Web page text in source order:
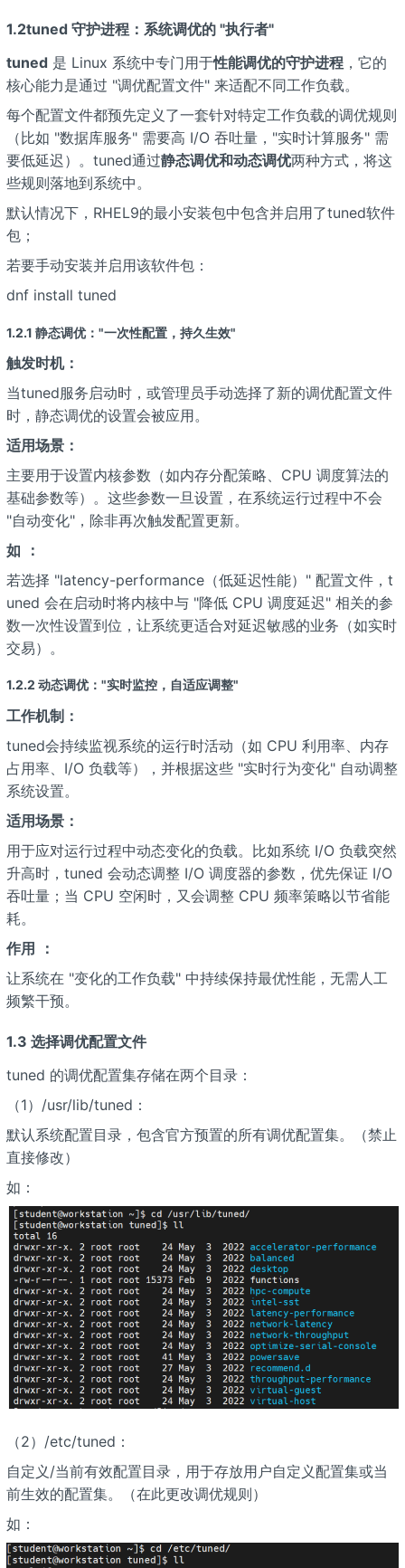
1.2tuned 守护进程：系统调优的 "执行者"
tuned是 Linux 系统中专门用于性能调优的守护进程，它的
核心能力是通过 "调优配置文件" 来适配不同工作负载。
每个配置文件都预先定义了一套针对特定工作负载的调优规则
（比如 "数据库服务" 需要高 I/O 吞吐量，"实时计算服务" 需
要低延迟）。tuned通过静态调优和动态调优两种方式，将这
些规则落地到系统中。
默认情况下，RHEL9的最小安装包中包含并启用了tuned软件
包；
若要手动安装并启用该软件包：
dnf install tuned
1.2.1 静态调优："一次性配置，持久生效"
触发时机：
当tuned服务启动时，或管理员手动选择了新的调优配置文件
时，静态调优的设置会被应用。
适用场景：
主要用于设置内核参数（如内存分配策略、CPU 调度算法的
基础参数等）。这些参数一旦设置，在系统运行过程中不会
"自动变化"，除非再次触发配置更新。
如
：
若选择 "latency-performance（低延迟性能）" 配置文件，t
uned 会在启动时将内核中与 "降低 CPU 调度延迟" 相关的参
数一次性设置到位，让系统更适合对延迟敏感的业务（如实时
交易）。
1.2.2 动态调优："实时监控，自适应调整"
工作机制：
tuned会持续监视系统的运行时活动（如 CPU 利用率、内存
占用率、I/O 负载等），并根据这些 "实时行为变化" 自动调整
系统设置。
适用场景：
用于应对运行过程中动态变化的负载。比如系统 I/O 负载突然
升高时，tuned 会动态调整 I/O 调度器的参数，优先保证 I/O
吞吐量；当 CPU 空闲时，又会调整 CPU 频率策略以节省能
耗。
作用
：
让系统在 "变化的工作负载" 中持续保持最优性能，无需人工
频繁干预。
1.3 选择调优配置文件
tuned 的调优配置集存储在两个目录：
（1）/usr/lib/tuned：
默认系统配置目录，包含官方预置的所有调优配置集。（禁止
直接修改）
如：
（2）/etc/tuned：
自定义/当前有效配置目录，用于存放用户自定义配置集或当
前生效的配置集。（在此更改调优规则）
如：